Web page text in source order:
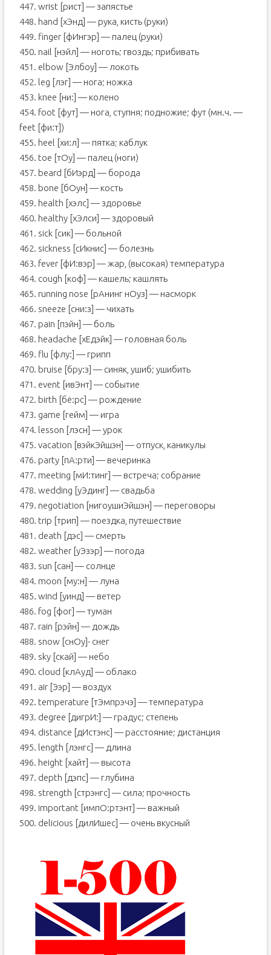
447. wrist [рист] — запястье
448. hand [хЭнд] — рука, кисть (руки)
449. finger [фИнгэр] — палец (руки)
450. nail [нэйл] — ноготь; гвоздь; прибивать
451. elbow [Элбоу] — локоть
452. leg [лэг] — нога; ножка
453. knee [ни:] — колено
454. foot [фут] — нога, ступня; подножие; фут (мн.ч. —
feet [фи:т])
455. heel [хи:л] — пятка; каблук
456. toe [тОу] — палец (ноги)
457. beard [бИэрд] — борода
458. bone [бОун] — кость
459. health [хэлс] — здоровье
460. healthy [хЭлси] — здоровый
461. sick [сик] — больной
462. sickness [сИкнис] — болезнь
463. fever [фИ:вэр] — жар, (высокая) температура
464. cough [коф] — кашель; кашлять
465. running nose [рАнинг нОуз] — насморк
466. sneeze [сни:з] — чихать
467. pain [пэйн] — боль
468. headache [хЕдэйк] — головная боль
469. flu [флу:] — грипп
470. bruise [бру:з] — синяк, ушиб; ушибить
471. event [ивЭнт] — событие
472. birth [бё:рс] — рождение
473. game [гейм] — игра
474. lesson [лэсн] — урок
475. vacation [вэйкЭйшэн] — отпуск, каникулы
476. party [пА:рти] — вечеринка
477. meeting [мИ:тинг] — встреча; собрание
478. wedding [уЭдинг] — свадьба
479. negotiation [нигоушиЭйшэн] — переговоры
480. trip [трип] — поездка, путешествие
481. death [дэс] — смерть
482. weather [уЭзэр] — погода
483. sun [сан] — солнце
484. moon [му:н] — луна
485. wind [уинд] — ветер
486. fog [фог] — туман
487. rain [рэйн] — дождь
488. snow [снOу]- снег
489. sky [скай] — небо
490. cloud [клАуд] — облако
491. air [Ээр] — воздух
492. temperature [тЭмпрэчэ] — температура
493. degree [дигрИ:] — градус; степень
494. distance [дИстэнс] — расстояние; дистанция
495. length [лэнгс] — длина
496. height [хайт] — высота
497. depth [дэпс] — глубина
498. strength [стрэнгс] — сила; прочность
499. important [импО:ртэнт] — важный
500. delicious [дилИшес] — очень вкусный